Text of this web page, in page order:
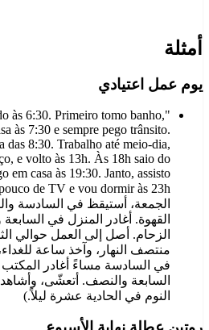
أمثلة
يوم عمل اعتيادي
às 6:30. Primeiro tomo banho,
às 7:30 e sempre pego trânsito.
das 8:30. Trabalho até meio-dia,
e volto às 13h. Às 18h saio do
em casa às 19:30. Janto, assisto
الجمعة، أستيقظ في السادسة
القهوة. أغادر المنزل في
الزحام. أصل إلى العمل حوالي
منتصف النهار، وآخذ ساعة
في السادسة مساءً أغادر
السابعة والنصف. أتعشّى، وأشاهد
النوم في الحادية عشرة ليلاً.)